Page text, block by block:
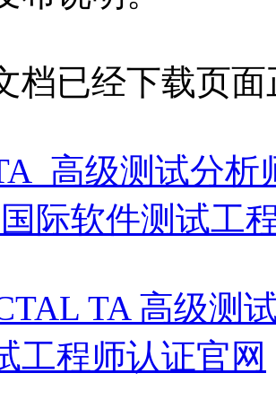
档已经下载页
高级测试分析
国际软件测试工
TA 高级测
工程师认证官网